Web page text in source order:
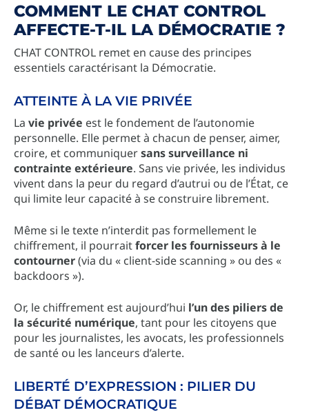
COMMENT LE CHAT CONTROL
AFFECTE-T-IL LA DÉMOCRATIE ?
CHAT CONTROL remet en cause des principes
essentiels caractérisant la Démocratie.
ATTEINTE À LA VIE PRIVÉE
La vie privée est le fondement de l’autonomie
personnelle. Elle permet à chacun de penser, aimer,
croire, et communiquersans surveillance ni
contrainte extérieure. Sans vie privée, les individus
vivent dans la peur du regard d’autrui ou de l’État, ce
qui limite leur capacité à se construire librement.
Même si le texte n’interdit pas formellement le
chiffrement, il pourraitforcer les fournisseurs à le
contourner(via du « client-side scanning » ou des «
backdoors »).
Or, le chiffrement est aujourd’hui l’un des piliers de
la sécurité numérique, tant pour les citoyens que
pour les journalistes, les avocats, les professionnels
de santé ou les lanceurs d’alerte.
LIBERTÉ D’EXPRESSION : PILIER DU
DÉBAT DÉMOCRATIQUE